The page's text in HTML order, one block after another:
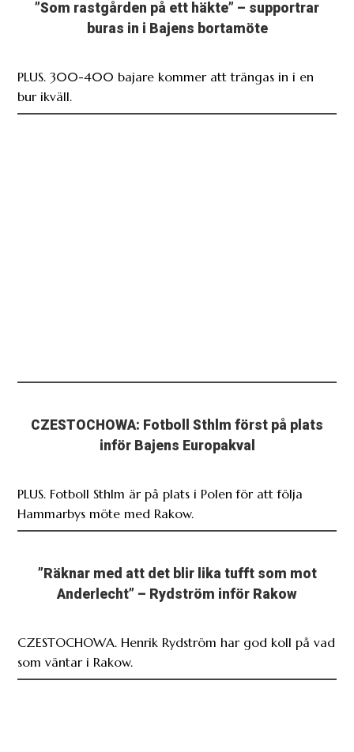
”Som rastgården på ett häkte” – supportrar
buras in i Bajens bortamöte
PLUS. 300-400 bajare kommer att trängas in i en
bur ikväll.
CZESTOCHOWA: Fotboll Sthlm först på plats
inför Bajens Europakval
PLUS. Fotboll Sthlm är på plats i Polen för att följa
Hammarbys möte med Rakow.
”Räknar med att det blir lika tufft som mot
Anderlecht” – Rydström inför Rakow
CZESTOCHOWA. Henrik Rydström har god koll på vad
som väntar i Rakow.